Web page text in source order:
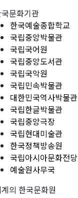
문화기관
한국예술종합학교
국립중앙박물관
국립국어원
국립중앙도서관
국립국악원
국립민속박물관
대한민국역사박물관
국립한글박물관
국립중앙극장
국립현대미술관
한국정책방송원
국립아시아문화전당
예술원사무국
의 한국문화원